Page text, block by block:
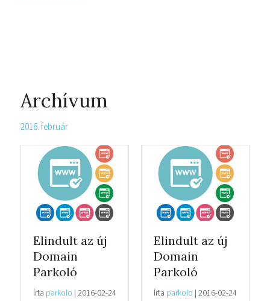
Archívum
2016. február
Elindult az új
Domain
Parkoló
Írta parkolo | 2016-02-24
Elindult az új
Domain
Parkoló
Írta parkolo | 2016-02-24